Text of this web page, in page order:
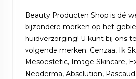
Beauty Producten Shop is dé
bijzondere merken op het
huidverzorging! U kunt bij ons
volgende merken: Cenzaa, Ik
Mesoestetic, Image Skincare,
Neoderma, Absolution,